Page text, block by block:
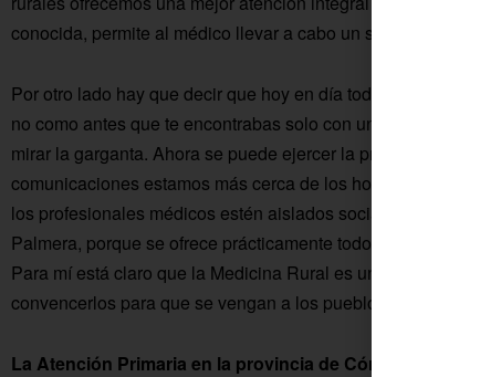
conocida, permite al médico llevar a cabo un seguimiento más
Por otro lado hay que decir que hoy en día todos los centros
no como antes que te encontrabas solo con un fonendo, un
mirar la garganta. Ahora se puede ejercer la profesión
comunicaciones estamos más cerca de los hospitales, más
los profesionales médicos estén aislados social, cultural,
Palmera, porque se ofrece prácticamente todo lo que una
Para mí está claro que la Medicina Rural es una opción muy
convencerlos para que se vengan a los pueblos.
La Atención Primaria en la provincia de Córdoba, ¿cómo